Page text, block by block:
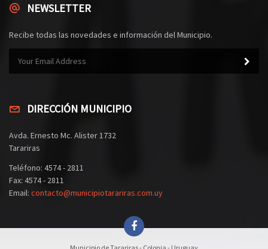
NEWSLETTER
Recibe todas las novedades e información del Municipio.
DIRECCIÓN MUNICIPIO
Avda. Ernesto Mc. Alister 1732
Tarariras
Teléfono: 4574 - 2811
Fax: 4574 - 2811
Email: contacto@municipiotarariras.com.uy